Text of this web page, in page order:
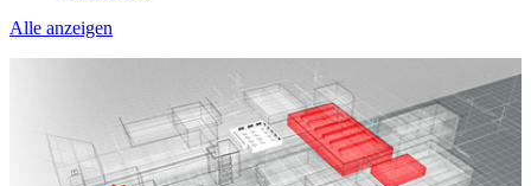
Alle anzeigen